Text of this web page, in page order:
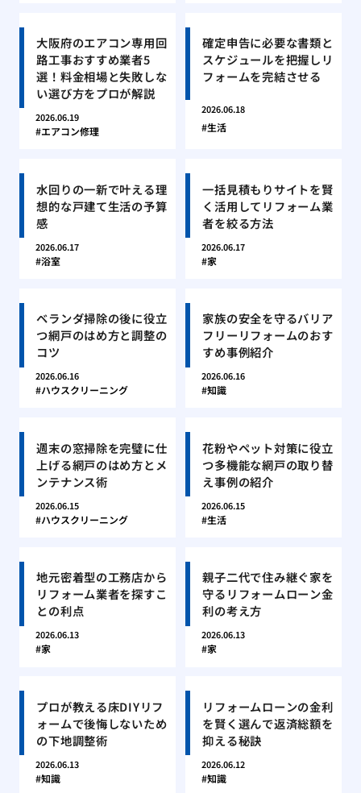
大阪府のエアコン専用回
路工事おすすめ業者5
選！料金相場と失敗しな
い選び方をプロが解説
2026.06.19
エアコン修理
確定申告に必要な書類と
スケジュールを把握しリ
フォームを完結させる
2026.06.18
生活
水回りの一新で叶える理
想的な戸建て生活の予算
感
2026.06.17
浴室
一括見積もりサイトを賢
く活用してリフォーム業
者を絞る方法
2026.06.17
家
ベランダ掃除の後に役立
つ網戸のはめ方と調整の
コツ
2026.06.16
ハウスクリーニング
家族の安全を守るバリア
フリーリフォームのおす
すめ事例紹介
2026.06.16
知識
週末の窓掃除を完璧に仕
上げる網戸のはめ方とメ
ンテナンス術
2026.06.15
ハウスクリーニング
花粉やペット対策に役立
つ多機能な網戸の取り替
え事例の紹介
2026.06.15
生活
地元密着型の工務店から
リフォーム業者を探すこ
との利点
2026.06.13
家
親子二代で住み継ぐ家を
守るリフォームローン金
利の考え方
2026.06.13
家
プロが教える床DIYリフ
ォームで後悔しないため
の下地調整術
2026.06.13
知識
リフォームローンの金利
を賢く選んで返済総額を
抑える秘訣
2026.06.12
知識